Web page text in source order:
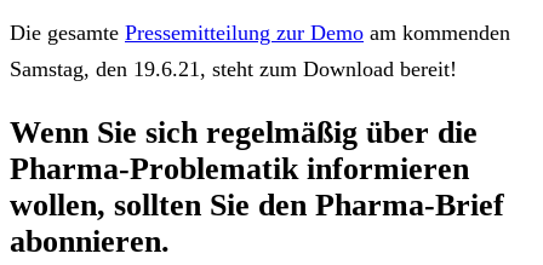
Die gesamte Pressemitteilung zur Demo am kommenden
Samstag, den 19.6.21, steht zum Download bereit!
Wenn Sie sich regelmäßig über die
Pharma-Problematikinformieren
wollen, sollten Sie den Pharma-Brief
abonnieren.